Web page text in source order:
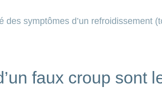
symptômes d’un refroidissement
faux croup sont